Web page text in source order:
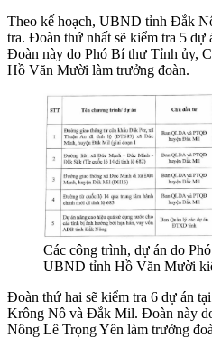
Theo kế hoạch, UBND tỉnh Đắk
tra. Đoàn thứ nhất sẽ kiểm tra 5
Đoàn này do Phó Bí thư Tỉnh ủy,
Hồ Văn Mười làm trưởng đoàn.
Các công trình, dự án do
UBND tỉnh Hồ Văn Mười
Đoàn thứ hai sẽ kiểm tra 6 dự án
Krông Nô và Đắk Mil. Đoàn này
Nông Lê Trọng Yên làm trưởng